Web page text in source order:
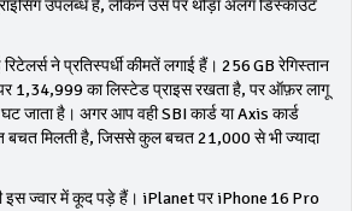
उपलब्ध है, लेकिन उस पर थोड़ा अलग डिस्काउंट
ने प्रतिस्पर्धी कीमतें लगाई हैं। 256 GB रेगिस्तान
₹1,34,999 का लिस्टेड प्राइस रखता है, पर ऑफ़र लागू
जाता है। अगर आप वही SBI कार्ड या Axis कार्ड
बचत मिलती है, जिससे कुल बचत ₹21,000 से भी ज्यादा
इस ज्वार में कूद पड़े हैं। iPlanet पर iPhone 16 Pro